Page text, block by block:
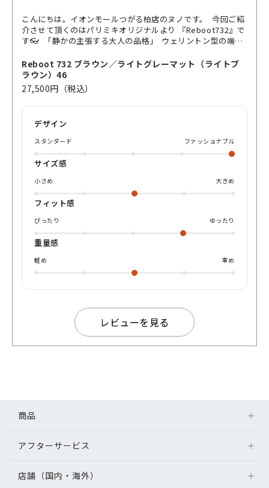
こんにちは。イオンモールつがる柏店のヌノです。 今回ご紹
介させて頂くのはパリミキオリジナルより 『Reboot732』で
す👓 「静かの主張する大人の品格」 ウェリントン型の端正
がら 都会的なムードをまとった1本です。 グレーのポリエス
テル袋を使用したパットは 見えない部分にまで宿る “さりげ
ない美意識”🎩 ライトブラウン(49%)のレンズが 穏やかな光
を透かしながら表情に 柔らかな陰影をプラス☕️ 季節を問わず
スタイルに 品を添えるサングラスです🕶️ 是非、店頭やオン
Reboot 732 ブラウン／ライトグレーマット（ライトブ
ラウン）46
27,500円（税込）
デザイン
スタンダード ファッショナブル
サイズ感
小さめ 大きめ
フィット感
ぴったり ゆったり
重量感
軽め 重め
レビューを見る
商品
アフターサービス
店舗（国内・海外）